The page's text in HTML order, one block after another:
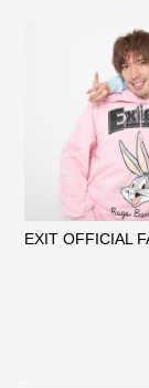
EXIT OFFICIAL